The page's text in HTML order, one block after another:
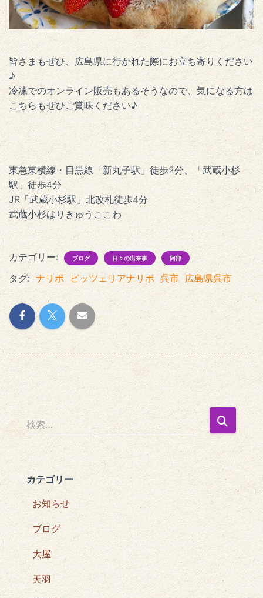
皆さまもぜひ、広島県に行かれた際にお立ち寄りください
♪
冷凍でのオンライン販売もあるそうなので、気になる方は
こちらもぜひご賞味ください♪
東急東横線・目黒線「新丸子駅」徒歩2分、「武蔵小杉
駅」徒歩4分
JR「武蔵小杉駅」北改札徒歩4分
武蔵小杉はりきゅうここわ
カテゴリー: ブログ 日々の出来事 阿部
タグ: ナリポ ピッツェリアナリポ 呉市 広島県呉市
検
索
:
検索…
カテゴリー
お知らせ
ブログ
大屋
天羽